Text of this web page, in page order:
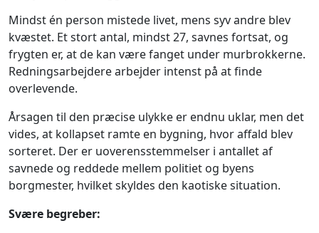
Mindst én person mistede livet, mens syv andre blev
kvæstet. Et stort antal, mindst 27, savnes fortsat, og
frygten er, at de kan være fanget under murbrokkerne.
Redningsarbejdere arbejder intenst på at finde
overlevende.
Årsagen til den præcise ulykke er endnu uklar, men det
vides, at kollapset ramte en bygning, hvor affald blev
sorteret. Der er uoverensstemmelser i antallet af
savnede og reddede mellem politiet og byens
borgmester, hvilket skyldes den kaotiske situation.
Svære begreber: